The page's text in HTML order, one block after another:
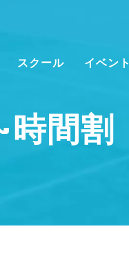
スクール
スクール情報
ス
イベント
時間割